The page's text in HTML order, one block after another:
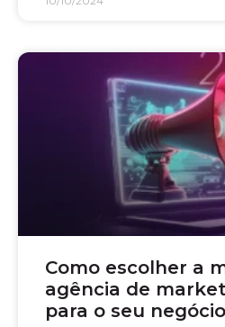
Como escolher a
agência de
para o seu negócio